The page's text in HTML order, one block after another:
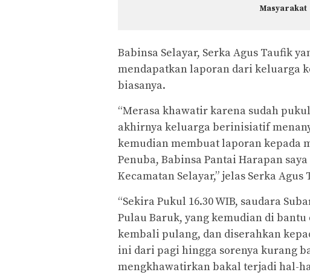
Masyarakat
Babinsa Selayar, Serka Agus Taufik
mendapatkan laporan dari keluarga
biasanya.
“Merasa khawatir karena sudah
akhirnya keluarga berinisiatif
kemudian membuat laporan kepada
Penuba, Babinsa Pantai Harapan
Kecamatan Selayar,” jelas Serka Agus
“Sekira Pukul 16.30 WIB, saudara
Pulau Baruk, yang kemudian di
kembali pulang, dan diserahkan
ini dari pagi hingga sorenya kurang
mengkhawatirkan bakal terjadi hal-